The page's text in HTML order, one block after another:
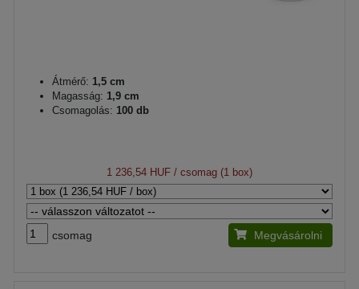
Átmérő: 1,5 cm
Magasság: 1,9 cm
Csomagolás: 100 db
1 236,54 HUF / csomag (1 box)
csomag Megvásárolni